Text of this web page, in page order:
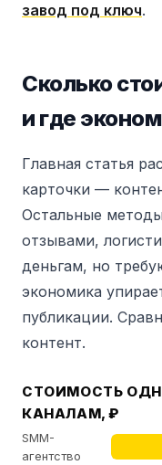
завод под ключ.
Сколько
и где
Главная статья
карточки —
Остальные
отзывами,
деньгам, но
экономика
публикации.
контент.
СТОИМОСТЬ
КАНАЛАМ, ₽
SMM-
агентство